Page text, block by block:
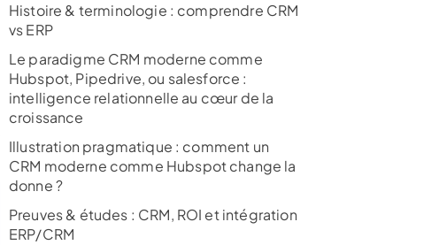
Histoire & terminologie : comprendre CRM
vs ERP
Le paradigme CRM moderne comme
Hubspot, Pipedrive, ou salesforce :
intelligence relationnelle au cœur de la
croissance
Illustration pragmatique : comment un
CRM moderne comme Hubspot change la
donne ?
Preuves & études : CRM, ROI et intégration
ERP/CRM